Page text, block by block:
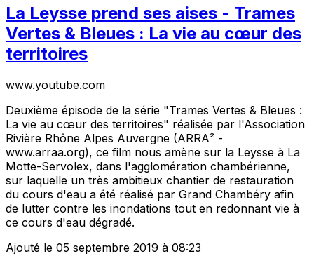
La Leysse prend ses aises - Trames
Vertes & Bleues : La vie au cœur des
territoires
www.youtube.com
Deuxième épisode de la série "Trames Vertes & Bleues :
La vie au cœur des territoires" réalisée par l'Association
Rivière Rhône Alpes Auvergne (ARRA² -
www.arraa.org), ce film nous amène sur la Leysse à La
Motte-Servolex, dans l'agglomération chambérienne,
sur laquelle un très ambitieux chantier de restauration
du cours d'eau a été réalisé par Grand Chambéry afin
de lutter contre les inondations tout en redonnant vie à
ce cours d'eau dégradé.
Ajouté le 05 septembre 2019 à 08:23